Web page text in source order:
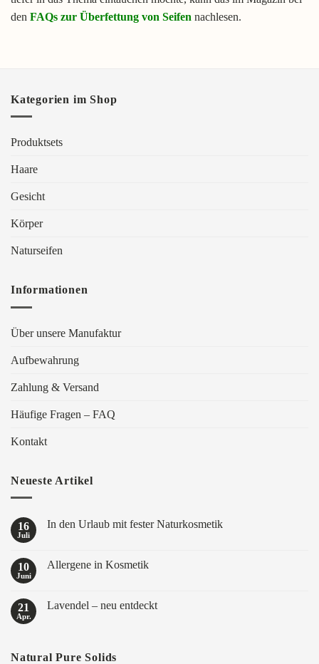
den FAQs zur Überfettung von Seifen nachlesen.
Kategorien im Shop
Produktsets
Haare
Gesicht
Körper
Naturseifen
Informationen
Über unsere Manufaktur
Aufbewahrung
Zahlung & Versand
Häufige Fragen – FAQ
Kontakt
Neueste Artikel
16
Juli
In den Urlaub mit fester Naturkosmetik
In
fester
10
Juni
Allergene in Kosmetik
Allergene
21
Apr.
Lavendel – neu entdeckt
–
Natural Pure Solids